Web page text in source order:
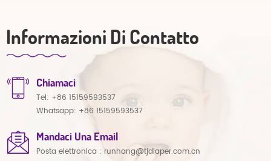
Informazioni Di Contatto
Chiamaci
Tel: +86 15159593537
Whatsapp: +86 15159593537
Mandaci Una Email
Posta elettronica : runhang@tjdiaper.com.cn